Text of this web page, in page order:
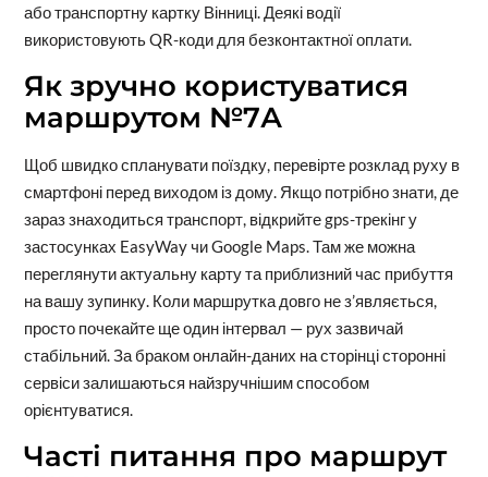
або транспортну картку Вінниці. Деякі водії
використовують QR-коди для безконтактної оплати.
Як зручно користуватися
маршрутом №7А
Щоб швидко спланувати поїздку, перевірте розклад руху в
смартфоні перед виходом із дому. Якщо потрібно знати, де
зараз знаходиться транспорт, відкрийте gps-трекінг у
застосунках EasyWay чи Google Maps. Там же можна
переглянути актуальну карту та приблизний час прибуття
на вашу зупинку. Коли маршрутка довго не з’являється,
просто почекайте ще один інтервал — рух зазвичай
стабільний. За браком онлайн-даних на сторінці сторонні
сервіси залишаються найзручнішим способом
орієнтуватися.
Часті питання про маршрут